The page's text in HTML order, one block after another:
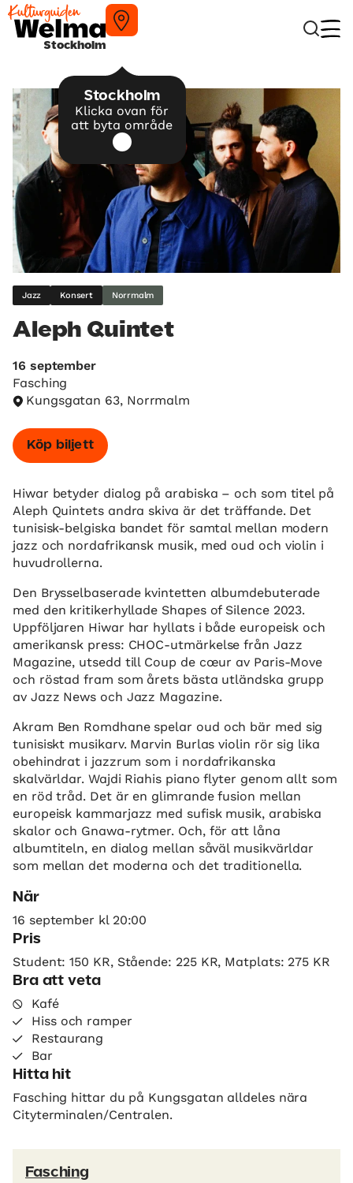
Stockholm
Stockholm
Klicka ovan för
att byta område
Jazz Konsert Norrmalm
Aleph Quintet
16 september
Fasching
Kungsgatan 63, Norrmalm
Köp biljett
Hiwar betyder dialog på arabiska – och som titel på
Aleph Quintets andra skiva är det träffande. Det
tunisisk-belgiska bandet för samtal mellan modern
jazz och nordafrikansk musik, med oud och violin i
huvudrollerna.
Den Brysselbaserade kvintetten albumdebuterade
med den kritikerhyllade Shapes of Silence 2023.
Uppföljaren Hiwar har hyllats i både europeisk och
amerikansk press: CHOC-utmärkelse från Jazz
Magazine, utsedd till Coup de cœur av Paris-Move
och röstad fram som årets bästa utländska grupp
av Jazz News och Jazz Magazine.
Akram Ben Romdhane spelar oud och bär med sig
tunisiskt musikarv. Marvin Burlas violin rör sig lika
obehindrat i jazzrum som i nordafrikanska
skalvärldar. Wajdi Riahis piano flyter genom allt som
en röd tråd. Det är en glimrande fusion mellan
europeisk kammarjazz med sufisk musik, arabiska
skalor och Gnawa-rytmer. Och, för att låna
albumtiteln, en dialog mellan såväl musikvärldar
som mellan det moderna och det traditionella.
När
16 september kl 20:00
Pris
Student: 150 KR, Stående: 225 KR, Matplats: 275 KR
Bra att veta
Kafé
Hiss och ramper
Restaurang
Bar
Hitta hit
Fasching hittar du på Kungsgatan alldeles nära
Cityterminalen/Centralen.
Fasching